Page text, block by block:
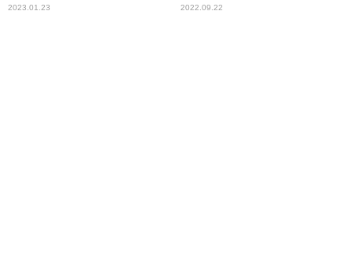
2023.01.23
Podcast Station」でも配信ス
2022.09.22